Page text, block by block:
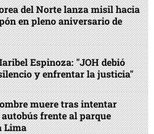
del Norte lanza misil hacia
en pleno aniversario de
Espinoza: "JOH debió
y enfrentar la justicia"
muere tras intentar
frente al parque
Lima